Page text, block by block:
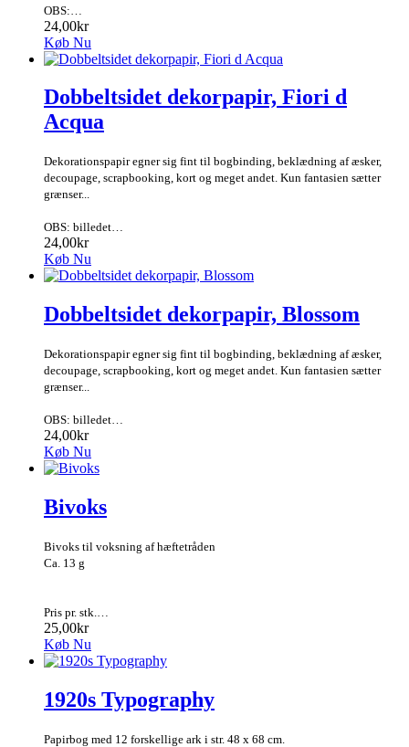
OBS:…
24,00kr
Køb Nu
Dobbeltsidet dekorpapir, Fiori d
Acqua
Dekorationspapir egner sig fint til bogbinding, beklædning af æsker,
decoupage, scrapbooking, kort og meget andet. Kun fantasien sætter
grænser...
OBS: billedet…
24,00kr
Køb Nu
Dobbeltsidet dekorpapir, Blossom
Dekorationspapir egner sig fint til bogbinding, beklædning af æsker,
decoupage, scrapbooking, kort og meget andet. Kun fantasien sætter
grænser...
OBS: billedet…
24,00kr
Køb Nu
Bivoks
Bivoks til voksning af hæftetråden
Ca. 13 g
Pris pr. stk.…
25,00kr
Køb Nu
1920s Typography
Papirbog med 12 forskellige ark i str. 48 x 68 cm.